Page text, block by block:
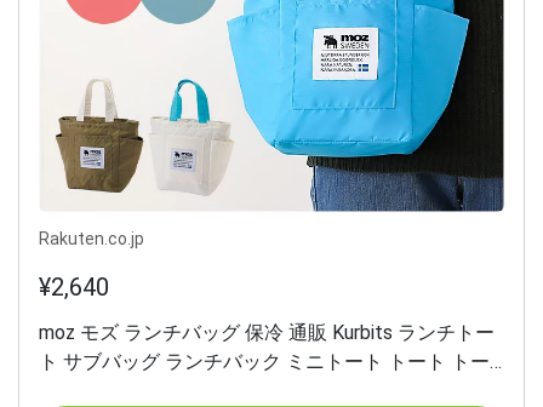
Rakuten.co.jp
¥2,640
moz モズ ランチバッグ 保冷 通販 Kurbits ランチトー
ト サブバッグ ランチバック ミニトート トート トー